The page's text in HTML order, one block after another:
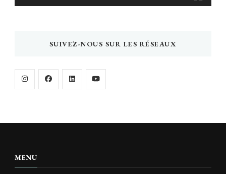
SUIVEZ-NOUS SUR LES RÉSEAUX
MENU